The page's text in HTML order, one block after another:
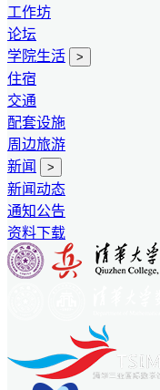
工作坊
论坛
学院生活
>
住宿
交通
配套设施
周边旅游
新闻
>
新闻动态
通知公告
资料下载